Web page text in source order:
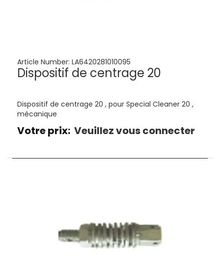
Article Number: LA6420281010095
Dispositif de centrage 20
Dispositif de centrage 20 , pour Special Cleaner 20 ,
mécanique
Votre prix: Veuillez vous connecter